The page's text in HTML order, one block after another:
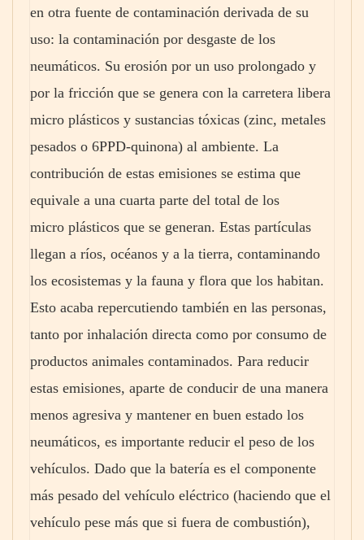
en otra fuente de contaminación derivada de su
uso: la contaminación por desgaste de los
neumáticos. Su erosión por un uso prolongado y
por la fricción que se genera con la carretera libera
micro plásticos y sustancias tóxicas (zinc, metales
pesados o 6PPD‑quinona) al ambiente. La
contribución de estas emisiones se estima que
equivale a una cuarta parte del total de los
micro plásticos que se generan. Estas partículas
llegan a ríos, océanos y a la tierra, contaminando
los ecosistemas y la fauna y flora que los habitan.
Esto acaba repercutiendo también en las personas,
tanto por inhalación directa como por consumo de
productos animales contaminados. Para reducir
estas emisiones, aparte de conducir de una manera
menos agresiva y mantener en buen estado los
neumáticos, es importante reducir el peso de los
vehículos. Dado que la batería es el componente
más pesado del vehículo eléctrico (haciendo que el
vehículo pese más que si fuera de combustión),